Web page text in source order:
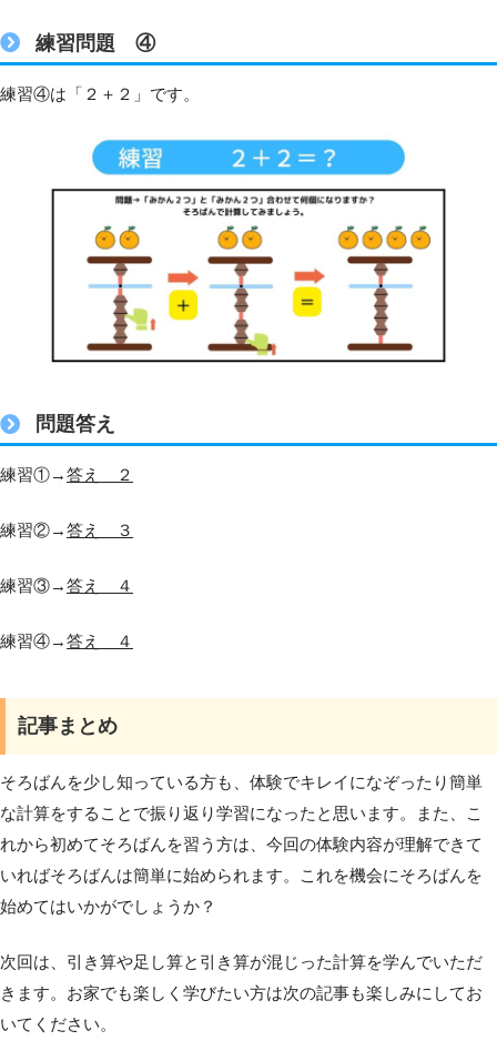
練習問題 ④
練習④は「２＋２」です。
問題答え
練習①→答え ２
練習②→答え ３
練習③→答え ４
練習④→答え ４
記事まとめ
そろばんを少し知っている方も、体験でキレイになぞったり簡単
な計算をすることで振り返り学習になったと思います。また、こ
れから初めてそろばんを習う方は、今回の体験内容が理解できて
いればそろばんは簡単に始められます。これを機会にそろばんを
始めてはいかがでしょうか？
次回は、引き算や足し算と引き算が混じった計算を学んでいただ
きます。お家でも楽しく学びたい方は次の記事も楽しみにしてお
いてください。